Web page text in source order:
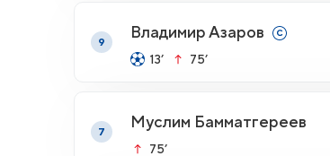
9
Владимир Азаров
13’ 75’
7
Муслим Бамматгереев
75’